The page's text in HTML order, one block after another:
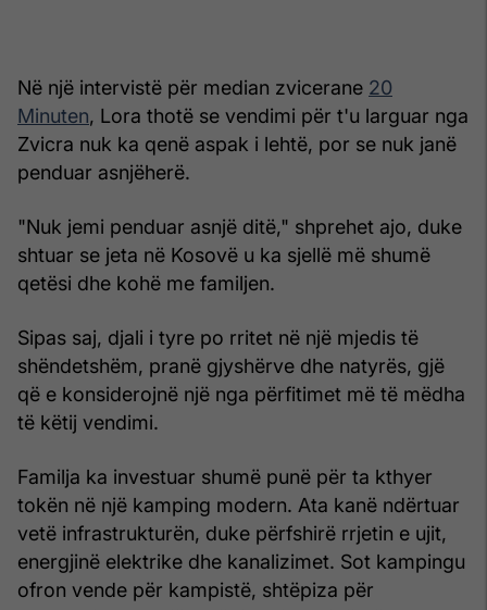
Në një intervistë për median zvicerane 20
Minuten, Lora thotë se vendimi për t'u larguar nga
Zvicra nuk ka qenë aspak i lehtë, por se nuk janë
penduar asnjëherë.
"Nuk jemi penduar asnjë ditë," shprehet ajo, duke
shtuar se jeta në Kosovë u ka sjellë më shumë
qetësi dhe kohë me familjen.
Sipas saj, djali i tyre po rritet në një mjedis të
shëndetshëm, pranë gjyshërve dhe natyrës, gjë
që e konsiderojnë një nga përfitimet më të mëdha
të këtij vendimi.
Familja ka investuar shumë punë për ta kthyer
tokën në një kamping modern. Ata kanë ndërtuar
vetë infrastrukturën, duke përfshirë rrjetin e ujit,
energjinë elektrike dhe kanalizimet. Sot kampingu
ofron vende për kampistë, shtëpiza për